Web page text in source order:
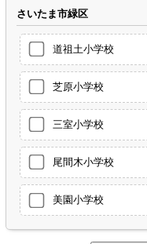
さいたま市緑区
道祖土小学校
芝原小学校
三室小学校
尾間木小学校
美園小学校